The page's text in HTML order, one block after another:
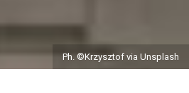
Ph. ©Krzysztof via Unsplash